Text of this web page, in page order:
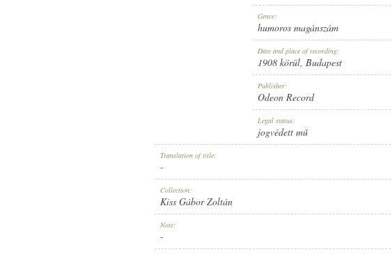
ODEON RECORD
A. 118063.
Genre:
humoros magánszám
Date and place of recording:
1908 körül, Budapest
Publisher:
Odeon Record
Legal status:
jogvédett mű
Translation of title:
-
Collection:
Kiss Gábor Zoltán
Note:
-